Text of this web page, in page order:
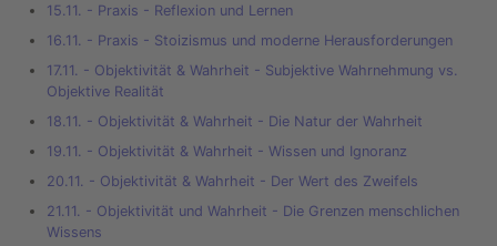
15.11. - Praxis - Reflexion und Lernen
16.11. - Praxis - Stoizismus und moderne Herausforderungen
17.11. - Objektivität & Wahrheit - Subjektive Wahrnehmung vs.
Objektive Realität
18.11. - Objektivität & Wahrheit - Die Natur der Wahrheit
19.11. - Objektivität & Wahrheit - Wissen und Ignoranz
20.11. - Objektivität & Wahrheit - Der Wert des Zweifels
21.11. - Objektivität und Wahrheit - Die Grenzen menschlichen
Wissens